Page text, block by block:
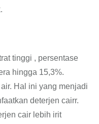
tinggi , persentase
hingga 15,3%.
Hal ini yang menjadi
deterjen cairr.
cair lebih irit